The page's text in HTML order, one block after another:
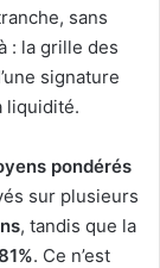
sans
: la grille des
signature
liquidité.
pondérés
sur plusieurs
, tandis que la
. Ce n’est